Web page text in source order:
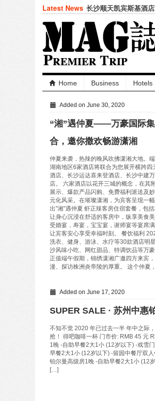
Latest News 长沙顺天凯宾斯基酒
仲夏悦飨·寻味伏羊|
圆满落幕
合肥栢景朗廷酒店联袂
韩朝靓 (Vivian Han)
绍兴苏宁希尔顿酒店及
餐厅、饭 · 全日餐厅
上海张江达社lyf酒店
九龙仓酒店任命包铂
FOR IMMEDIATE
lululemon 珠海门店推
入夏蕴鲜，味觅时令
驭海乘风，成长壹夏
级暑假”海岛度假体验
Home Business Hotels
Added on June 30, 2020
“湘”遇仲夏——万豪国际
合，邀你撒欢畅游潇湘
仲夏来袭，热辣的晚风吹拂潇湘大地。
湖南地区6家酒店将联合为您展开横跨
酒店、长沙运达喜来登酒店、长沙中建
店。 六家酒店以花开三城的概念，在其
展示、爆款产品闪购、免费福利派送及
元化风采。在璀璨潇湘，为宾客呈现一
出”湘”遇仲夏 虾正辣客房住宿套餐，包
让身心沉浸在舒适的客房中，纵享美食
受婚宴，寿宴，宝宝宴，谢师宴等宴席
让宾客安心享受幸福时刻。 餐饮福利
洗衣、健身、游泳、水疗等30款酒店明
沙风味小吃、网红甜品、特调饮品等万
正值端午假期，锦绣潇湘广邀四方来宾
漫、探访株洲炎帝陵的厚重。 这个仲夏
Added on June 17, 2020
SUPER SALE · 苏州中惠
不知不觉 2020 年已过去一半 年中之际
抢！ 得吧咖啡一杯 门市价: RMB 45 元
1晚 -自助早餐2大1小 (12岁以下) -戏雪
早餐2大1小 (12岁以下) -留园中餐厅双
铂尔曼高级房1晚 -自助早餐2大1小 (12
[…]